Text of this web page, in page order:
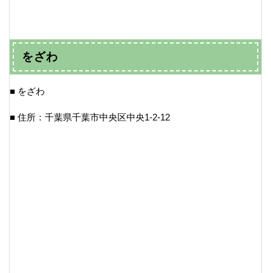
をざわ
■ をざわ
■ 住所：千葉県千葉市中央区中央1-2-12